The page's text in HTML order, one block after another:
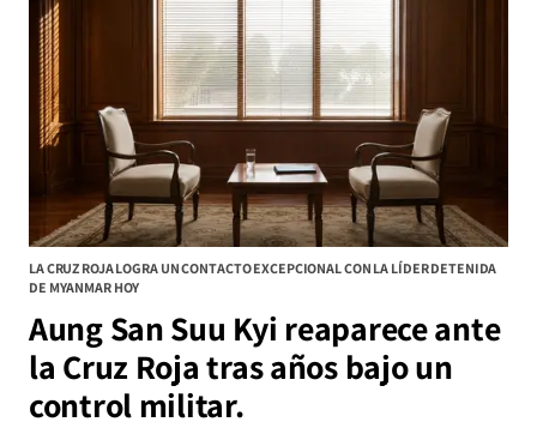
LA CRUZ ROJA LOGRA UN CONTACTO EXCEPCIONAL CON LA LÍDER DETENIDA
DE MYANMAR HOY
Aung San Suu Kyi reaparece ante
la Cruz Roja tras años bajo un
control militar.